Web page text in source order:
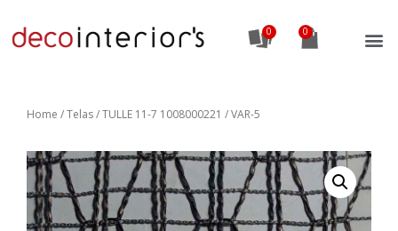
0
Home /Telas/ TULLE 11-7 1008000221 / VAR-5